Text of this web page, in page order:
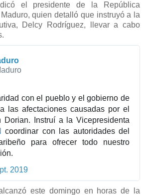
el presidente de la República
quien detalló que instruyó a la
Delcy Rodríguez, llevar a cabo
con el pueblo y el gobierno de
las afectaciones causadas por el
coordinar con las autoridades del
para ofrecer todo nuestro
2019
este domingo en horas de la